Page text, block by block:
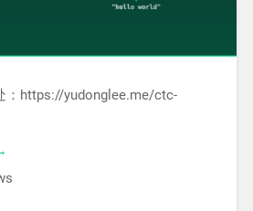
：https://yudonglee.me/ctc-